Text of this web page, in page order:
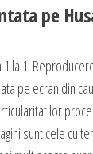
pe
1 la 1.
pe ecran din
sunt cele cu